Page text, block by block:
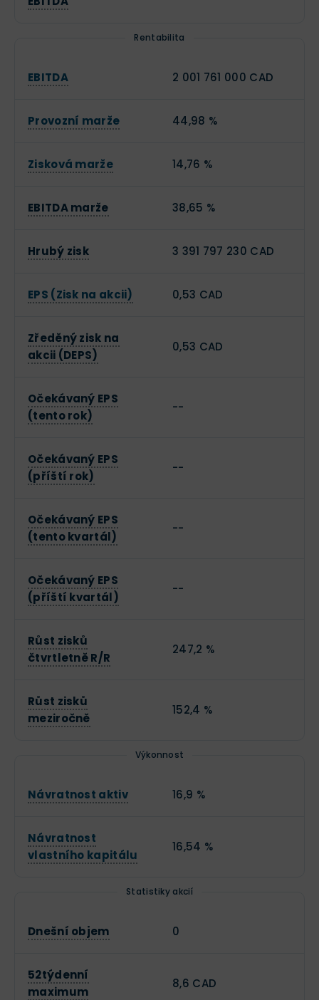
Rentabilita
EBITDA 2 001 761 000 CAD
Provozní marže 44,98 %
Zisková marže 14,76 %
EBITDA marže 38,65 %
Hrubý zisk 3 391 797 230 CAD
EPS (Zisk na akcii) 0,53 CAD
Zředěný zisk na
akcii (DEPS)
0,53 CAD
Očekávaný EPS
(tento rok)
--
Očekávaný EPS
(příští rok)
--
Očekávaný EPS
(tento kvartál)
--
Očekávaný EPS
(příští kvartál)
--
Růst zisků
čtvrtletně R/R
247,2 %
Růst zisků
meziročně
152,4 %
Výkonnost
Návratnost aktiv 16,9 %
Návratnost
vlastního kapitálu
16,54 %
Statistiky akcií
Dnešní objem 0
52týdenní
maximum
8,6 CAD